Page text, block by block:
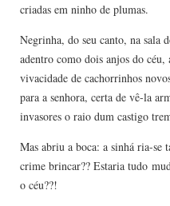
criadas em ninho de plumas.
Negrinha, do seu canto, na sala
adentro como dois anjos do
vivacidade de cachorrinhos
para a senhora, certa de vê-la
invasores o raio dum castigo
Mas abriu a boca: a sinhá ria-
crime brincar?? Estaria tudo
o céu??!